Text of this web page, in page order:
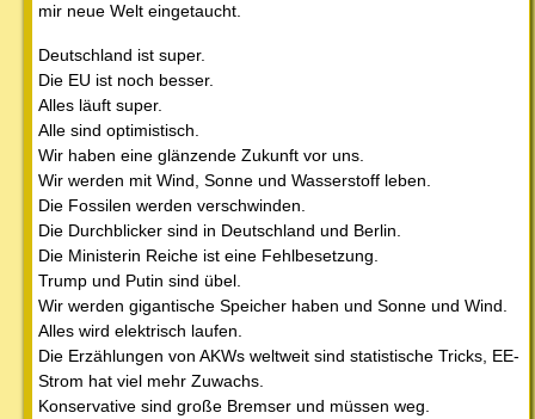
mir neue Welt eingetaucht.
Deutschland ist super.
Die EU ist noch besser.
Alles läuft super.
Alle sind optimistisch.
Wir haben eine glänzende Zukunft vor uns.
Wir werden mit Wind, Sonne und Wasserstoff leben.
Die Fossilen werden verschwinden.
Die Durchblicker sind in Deutschland und Berlin.
Die Ministerin Reiche ist eine Fehlbesetzung.
Trump und Putin sind übel.
Wir werden gigantische Speicher haben und Sonne und Wind.
Alles wird elektrisch laufen.
Die Erzählungen von AKWs weltweit sind statistische Tricks, EE-
Strom hat viel mehr Zuwachs.
Konservative sind große Bremser und müssen weg.